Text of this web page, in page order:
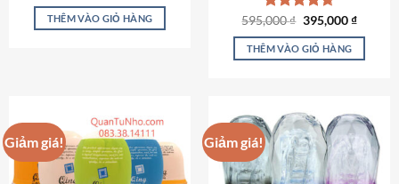
sản
phẩm
là:
895,000 ₫.
tại
THÊM VÀO GIỎ HÀNG
Được xếp
hạng4.64
5 sao
595,000₫ Giá
là:
595,000 ₫.
395,000₫Giá
tại
THÊM VÀO GIỎ HÀNG
Giảm giá! Giảm giá!